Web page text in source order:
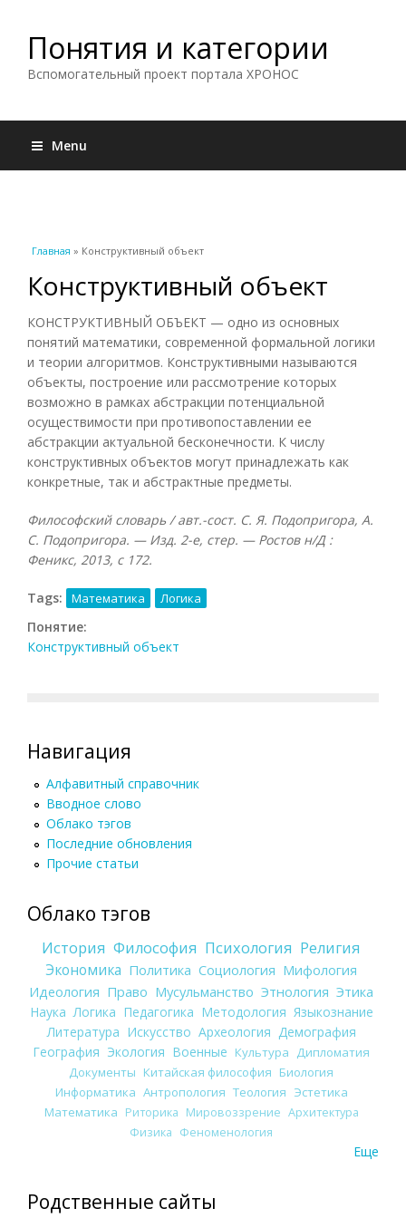
Понятия и категории
Вспомогательный проект портала ХРОНОС
Menu
Вы здесь
Главная » Конструктивный объект
Конструктивный объект
КОНСТРУКТИВНЫЙ ОБЪЕКТ — одно из основных
понятий математики, современной формальной логики
и теории алгоритмов. Конструктивными называются
объекты, построение или рассмотрение которых
возможно в рамках абстракции потенциальной
осуществимости при противопоставлении ее
абстракции актуальной бесконечности. К числу
конструктивных объектов могут принадлежать как
конкретные, так и абстрактные предметы.
Философский словарь / авт.-сост. С. Я. Подопригора, А.
С. Подопригора. — Изд. 2-е, стер. — Ростов н/Д :
Феникс, 2013, с 172.
Tags: Математика Логика
Понятие:
Конструктивный объект
Навигация
Алфавитный справочник
Вводное слово
Облако тэгов
Последние обновления
Прочие статьи
Облако тэгов
История Философия Психология Религия
Экономика Политика Социология Мифология
Идеология Право Мусульманство Этнология Этика
Наука Логика Педагогика Методология Языкознание
Литература Искусство Археология Демография
География Экология Военные Культура
Дипломатия
Документы Китайская философия Биология
Информатика Антропология Теология Эстетика
Математика Риторика Мировоззрение Архитектура
Физика Феноменология
Еще
Родственные сайты